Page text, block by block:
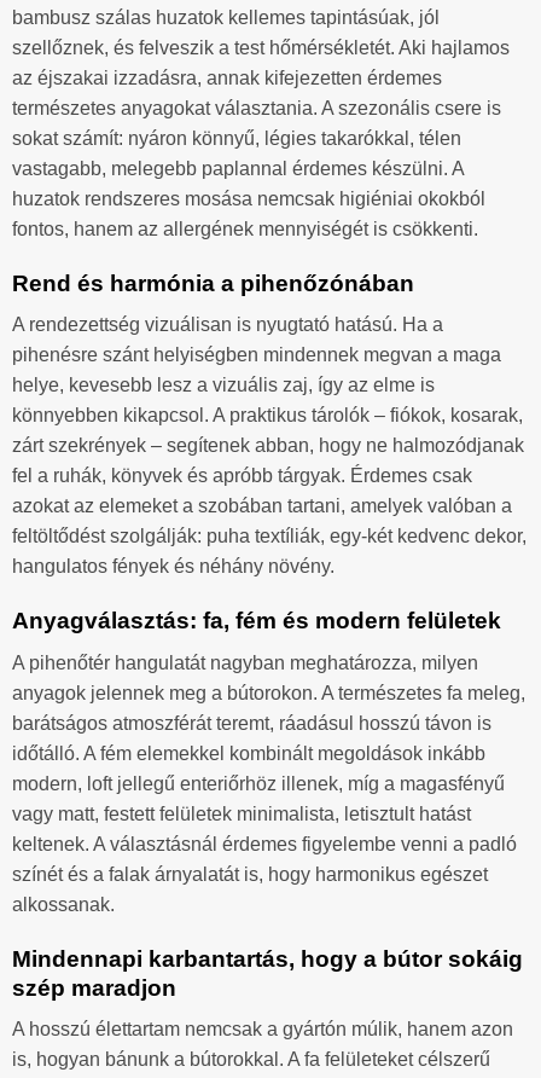
bambusz szálas huzatok kellemes tapintásúak, jól
szellőznek, és felveszik a test hőmérsékletét. Aki hajlamos
az éjszakai izzadásra, annak kifejezetten érdemes
természetes anyagokat választania. A szezonális csere is
sokat számít: nyáron könnyű, légies takarókkal, télen
vastagabb, melegebb paplannal érdemes készülni. A
huzatok rendszeres mosása nemcsak higiéniai okokból
fontos, hanem az allergének mennyiségét is csökkenti.
Rend és harmónia a pihenőzónában
A rendezettség vizuálisan is nyugtató hatású. Ha a
pihenésre szánt helyiségben mindennek megvan a maga
helye, kevesebb lesz a vizuális zaj, így az elme is
könnyebben kikapcsol. A praktikus tárolók – fiókok, kosarak,
zárt szekrények – segítenek abban, hogy ne halmozódjanak
fel a ruhák, könyvek és apróbb tárgyak. Érdemes csak
azokat az elemeket a szobában tartani, amelyek valóban a
feltöltődést szolgálják: puha textíliák, egy-két kedvenc dekor,
hangulatos fények és néhány növény.
Anyagválasztás: fa, fém és modern felületek
A pihenőtér hangulatát nagyban meghatározza, milyen
anyagok jelennek meg a bútorokon. A természetes fa meleg,
barátságos atmoszférát teremt, ráadásul hosszú távon is
időtálló. A fém elemekkel kombinált megoldások inkább
modern, loft jellegű enteriőrhöz illenek, míg a magasfényű
vagy matt, festett felületek minimalista, letisztult hatást
keltenek. A választásnál érdemes figyelembe venni a padló
színét és a falak árnyalatát is, hogy harmonikus egészet
alkossanak.
Mindennapi karbantartás, hogy a bútor sokáig
szép maradjon
A hosszú élettartam nemcsak a gyártón múlik, hanem azon
is, hogyan bánunk a bútorokkal. A fa felületeket célszerű